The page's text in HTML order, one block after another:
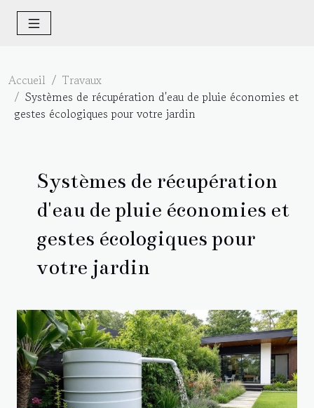
Accueil
Travaux
Systèmes de récupération d'eau de pluie économies et
gestes écologiques pour votre jardin
Systèmes de récupération
d'eau de pluie économies et
gestes écologiques pour
votre jardin